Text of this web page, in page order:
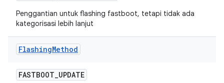
Penggantian untuk flashing fastboot, tetapi tidak ada
kategorisasi lebih lanjut
FlashingMethod
FASTBOOT_UPDATE